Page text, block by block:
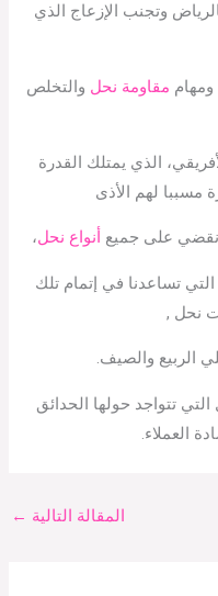
وتجنب الإزعاج الذي
مقاومة نحل والتخلص
الذي يمتلك القدرة
مسببا لهم الأذى
نقضي على جميع أنواع نحل،
تساعدنا في إتمام تلك
نحل ,
الربيع والصيف.
تتواجد حولها الحدائق
العملاء.
المقالة التالية ←